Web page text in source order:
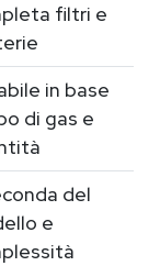
filtri e
in base
di gas e
del
e